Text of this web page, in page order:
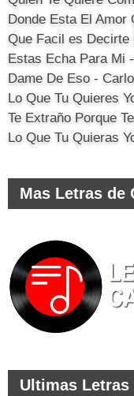
Donde Esta El Amor
Que Facil es Decirte
Estas Echa Para Mi
Dame De Eso -
Lo Que Tu Quieres
Te Extraño Porque
Lo Que Tu Quieras
Mas Letras de
Ultimas Letras